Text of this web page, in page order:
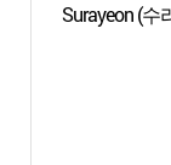
Surayeon (수